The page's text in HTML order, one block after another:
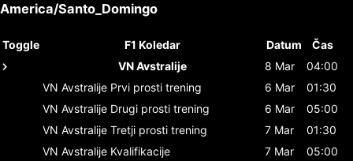
America/Santo_Domingo
Toggle F1 Koledar Datum
Čas
VN Avstralije
8 Mar
04:00
VN Avstralije Prvi prosti trening 6 Mar
01:30
VN Avstralije Drugi prosti trening 6 Mar
05:00
VN Avstralije Tretji prosti trening 7 Mar
01:30
VN Avstralije Kvalifikacije 7 Mar
05:00